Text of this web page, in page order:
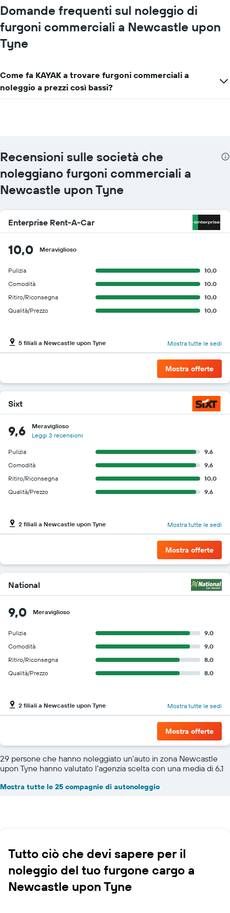
di
sedi
grafico
asse
X
a
noleggio
Il
grafico
ha
asse
Y
a
il
più
conveniente
di
un'auto
a
le
società
Domande frequenti sul noleggio di
furgoni commerciali a Newcastle upon
Tyne
Come fa KAYAK a trovare furgoni commerciali a
noleggio a prezzi così bassi?
Recensioni sulle società che
noleggiano furgoni commerciali a
Newcastle upon Tyne
Enterprise Rent-A-Car
10,0 Meraviglioso
Pulizia
10.0
Comodità
10.0
Ritiro/Riconsegna
10.0
Qualità/Prezzo
10.0
5 filiali a Newcastle upon Tyne Mostra tutte le sedi
Mostra offerte
Sixt
9,6
Meraviglioso
Leggi 3 recensioni
Pulizia
9.6
Comodità
9.6
Ritiro/Riconsegna
10.0
Qualità/Prezzo
9.6
2 filiali a Newcastle upon Tyne Mostra tutte le sedi
Mostra offerte
National
9,0 Meraviglioso
Pulizia
9.0
Comodità
9.0
Ritiro/Riconsegna
8.0
Qualità/Prezzo
8.0
2 filiali a Newcastle upon Tyne Mostra tutte le sedi
Mostra offerte
29 persone che hanno noleggiato un'auto in zona Newcastle
upon Tyne hanno valutato l'agenzia scelta con una media di 6,1
Mostra tutte le 25 compagnie di autonoleggio
Tutto ciò che devi sapere per il
noleggio del tuo furgone cargo a
Newcastle upon Tyne